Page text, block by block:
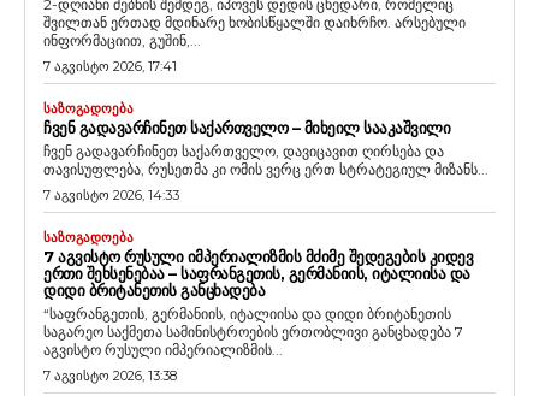
2-დღიანი ძებნის შემდეგ, იპოვეს დედის ცხედარი, რომელიც
შვილთან ერთად მდინარე ხობისწყალში დაიხრჩო. არსებული
ინფორმაციით, გუშინ,...
7 აგვისტო 2026, 17:41
ᲡᲐᲖᲝᲒᲐᲓᲝᲔᲑᲐ
ᲩᲕᲔᲜ ᲒᲐᲓᲐᲕᲐᲠᲩᲘᲜᲔᲗ ᲡᲐᲥᲐᲠᲗᲕᲔᲚᲝ – ᲛᲘᲮᲔᲘᲚ ᲡᲐᲐᲙᲐᲨᲕᲘᲚᲘ
ჩვენ გადავარჩინეთ საქართველო, დავიცავით ღირსება და
თავისუფლება, რუსეთმა კი ომის ვერც ერთ სტრატეგიულ მიზანს...
7 აგვისტო 2026, 14:33
ᲡᲐᲖᲝᲒᲐᲓᲝᲔᲑᲐ
7 ᲐᲒᲕᲘᲡᲢᲝ ᲠᲣᲡᲣᲚᲘ ᲘᲛᲞᲔᲠᲘᲐᲚᲘᲖᲛᲘᲡ ᲛᲫᲘᲛᲔ ᲨᲔᲓᲔᲒᲔᲑᲘᲡ ᲙᲘᲓᲔᲕ
ᲔᲠᲗᲘ ᲨᲔᲮᲡᲔᲜᲔᲑᲐᲐ – ᲡᲐᲤᲠᲐᲜᲒᲔᲗᲘᲡ, ᲒᲔᲠᲛᲐᲜᲘᲘᲡ, ᲘᲢᲐᲚᲘᲘᲡᲐ ᲓᲐ
ᲓᲘᲓᲘ ᲑᲠᲘᲢᲐᲜᲔᲗᲘᲡ ᲒᲐᲜᲪᲮᲐᲓᲔᲑᲐ
“საფრანგეთის, გერმანიის, იტალიისა და დიდი ბრიტანეთის
საგარეო საქმეთა სამინისტროების ერთობლივი განცხადება 7
აგვისტო რუსული იმპერიალიზმის...
7 აგვისტო 2026, 13:38